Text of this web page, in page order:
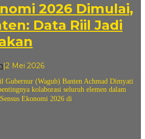
2026 Dimulai,
Data Riil Jadi
|2 Mei 2026oleh
sovian
(Wagub) Banten Achmad Dimyati
kolaborasi seluruh elemen dalam
Ekonomi 2026 di